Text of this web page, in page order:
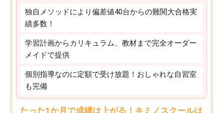
独自メソッドにより偏差値40台からの難関大合格実
績多数！
学習計画からカリキュラム、教材まで完全オーダー
メイドで提供
個別指導なのに定額で受け放題！おしゃれな自習室
も完備
たった1か月で成績は上がる！キミノスクールは